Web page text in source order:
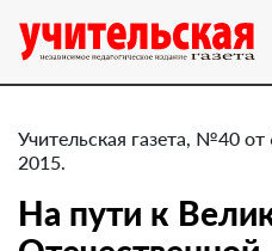
Учительская газета, №40 от
2015.
На пути к